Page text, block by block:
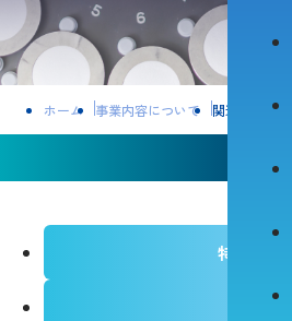
ホーム 事業内容について 関連法令検
関連法令検索結果「悪
特定悪臭
臭気指数